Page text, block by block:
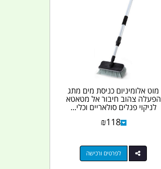
מוט אלומיניום כניסת מים מתג
הפעלה צהוב חיבור אל מטאטא
לניקוי פנלים סולאריים וכלי...
₪118
לפרטים ורכישה